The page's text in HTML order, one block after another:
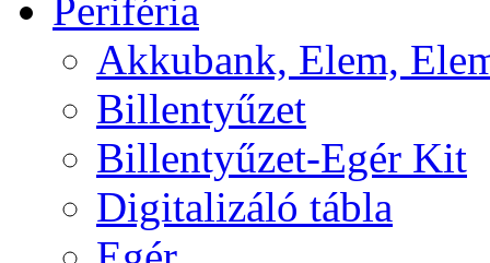
Periféria
Akkubank, Elem,
Billentyűzet
Billentyűzet-Egér Kit
Digitalizáló tábla